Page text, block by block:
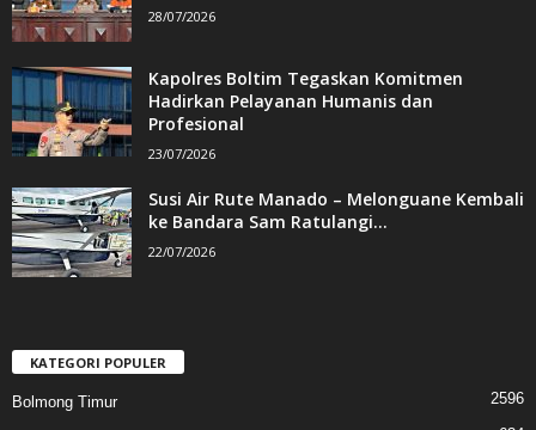
28/07/2026
Kapolres Boltim Tegaskan Komitmen
Hadirkan Pelayanan Humanis dan
Profesional
23/07/2026
Susi Air Rute Manado – Melonguane Kembali
ke Bandara Sam Ratulangi...
22/07/2026
KATEGORI POPULER
Bolmong Timur 2596